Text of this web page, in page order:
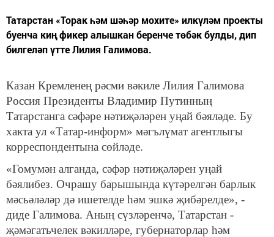
Татарстан «Торак һәм шәһәр мохите» илкүләм проекты
буенча киң фикер алышкан беренче төбәк булды, дип
билгеләп үтте Лилия Галимова.
Казан Кремленең рәсми вәкиле Лилия Галимова
Россия Президенты Владимир Путинның
Татарстанга сәфәре нәтиҗәләрен уңай бәяләде. Бу
хакта ул «Татар-информ» мәгълүмат агентлыгы
корреспондентына сөйләде.
«Гомумән алганда, сәфәр нәтиҗәләрен уңай
бәялибез. Очрашу барышында күтәрелгән барлык
мәсьәләләр дә ишетелде һәм эшкә җибәрелде», -
диде Галимова. Аның сүзләренчә, Татарстан -
җәмәгатьчелек вәкилләре, губернаторлар һәм